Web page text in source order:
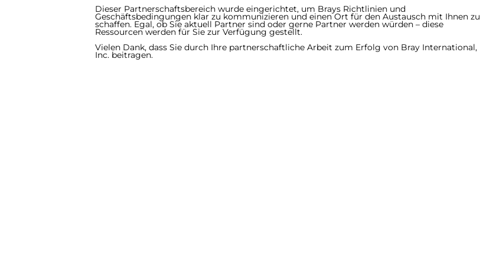
Dieser Partnerschaftsbereich wurde eingerichtet, um Brays Richtlinien und
Geschäftsbedingungen klar zu kommunizieren und einen Ort für den Austausch mit Ihnen zu
schaffen. Egal, ob Sie aktuell Partner sind oder gerne Partner werden würden – diese
Ressourcen werden für Sie zur Verfügung gestellt.
Vielen Dank, dass Sie durch Ihre partnerschaftliche Arbeit zum Erfolg von Bray International,
Inc. beitragen.